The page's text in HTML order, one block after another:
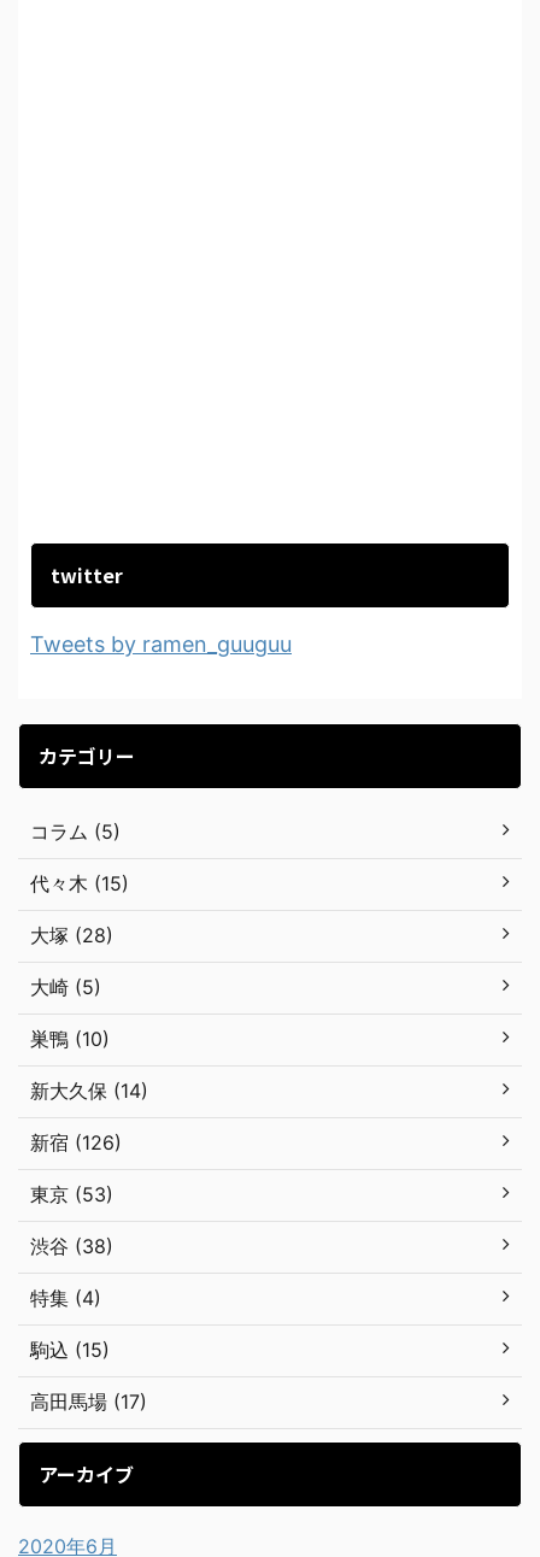
twitter
Tweets by ramen_guuguu
カテゴリー
コラム (5)
代々木 (15)
大塚 (28)
大崎 (5)
巣鴨 (10)
新大久保 (14)
新宿 (126)
東京 (53)
渋谷 (38)
特集 (4)
駒込 (15)
高田馬場 (17)
アーカイブ
2020年6月